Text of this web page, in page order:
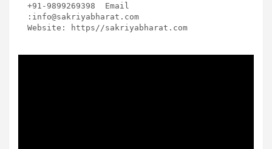
+91-9899269398  Email
:info@sakriyabharat.com
Website: https//sakriyabharat.com